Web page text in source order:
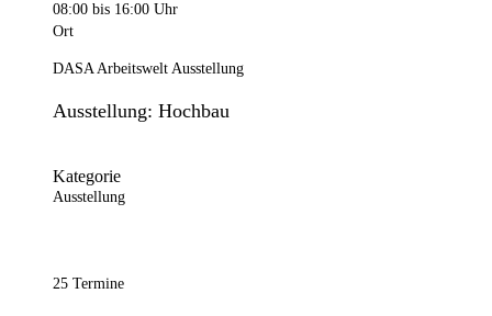
08:00 bis 16:00 Uhr
Ort
DASA Arbeitswelt Ausstellung
Ausstellung: Hochbau
Kategorie
Ausstellung
25 Termine